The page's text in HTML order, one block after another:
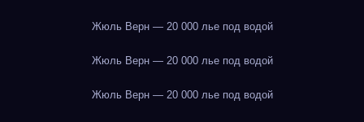
Жюль Верн — 20 000 лье под водой
Жюль Верн — 20 000 лье под водой
Жюль Верн — 20 000 лье под водой